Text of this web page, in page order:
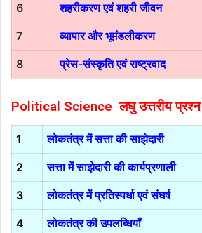
6
शहरीकरण एवं शहरी जीवन
7
व्यापार और भूमंडलीकरण
8
प्रेस-संस्कृति एवं राष्ट्रवाद
Political Scienceलघु उत्तरीय प्रश्न
1
लोकतंत्र में सत्ता की साझेदारी
2
सत्ता में साझेदारी की कार्यप्रणाली
3
लोकतंत्र में प्रतिस्पर्धा एवं संघर्ष
4
लोकतंत्र की उपलब्धियाँ